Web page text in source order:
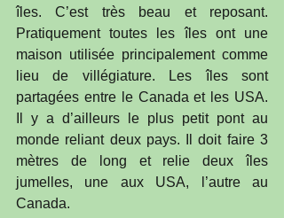
îles. C’est très beau et reposant.
Pratiquement toutes les îles ont une
maison utilisée principalement comme
lieu de villégiature. Les îles sont
partagées entre le Canada et les USA.
Il y a d’ailleurs le plus petit pont au
monde reliant deux pays. Il doit faire 3
mètres de long et relie deux îles
jumelles, une aux USA, l’autre au
Canada.